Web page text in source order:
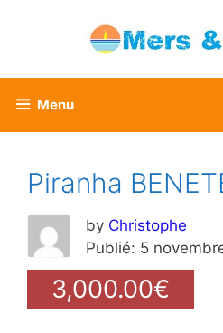
Menu
Piranha
by Christophe
Publié: 5
3,000.00€